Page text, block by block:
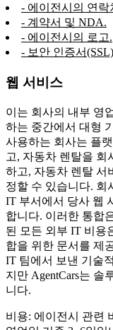
- 에이전시의 연락
- 계약서 및 NDA.
- 에이전시의 로고.
- 보안 인증서(SSL)
웹 서비스
이는 회사의 내부 영
하는 중간에서 대형
사용하는 회사는 플
고, 자동차 렌탈을 회
하고, 자동차 렌탈 서
정할 수 있습니다. 회
IT 부서에서 당사 웹
합니다. 이러한 통합
된 모든 외부 IT 비용
합을 위한 문서를 제
IT 팀에서 보낸 기술
지만 AgentCars는 솔
니다.
비용: 에이전시 관련